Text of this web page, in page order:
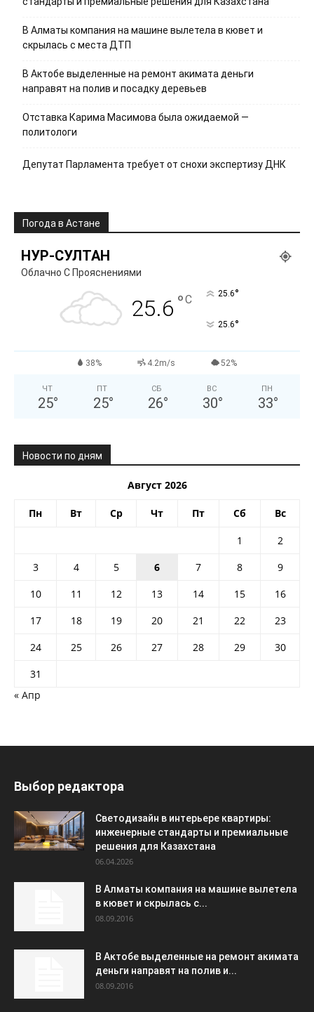
В Алматы компания на машине вылетела в кювет и
скрылась с места ДТП
В Актобе выделенные на ремонт акимата деньги
направят на полив и посадку деревьев
Отставка Карима Масимова была ожидаемой —
политологи
Депутат Парламента требует от снохи экспертизу ДНК
Погода в Астане
НУР-СУЛТАН
Облачно С Прояснениями
25.6 °C 25.6°
25.6°
38% 4.2m/s 52%
ЧТ
25°
ПТ
25°
СБ
26°
ВС
30°
ПН
33°
Новости по дням
Август 2026
Пн Вт Ср Чт Пт Сб Вс
1
2
3
4 5 6 7 8
9
10
11 12 13 14 15
16
17
18 19 20 21 22
23
24
25 26 27 28 29
30
31
« Апр
Выбор редактора
Светодизайн в интерьере квартиры:
инженерные стандарты и премиальные
решения для Казахстана
06.04.2026
В Алматы компания на машине вылетела
в кювет и скрылась с...
08.09.2016
В Актобе выделенные на ремонт акимата
деньги направят на полив и...
08.09.2016